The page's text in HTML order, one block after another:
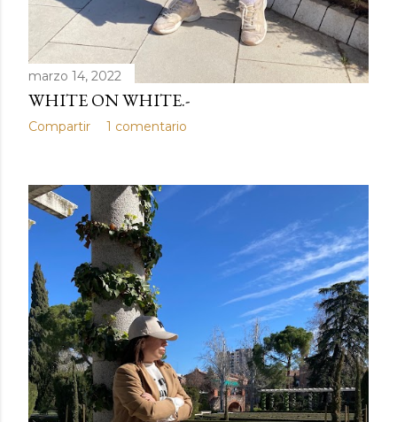
marzo 14, 2022
WHITE ON WHITE.-
Compartir 1 comentario